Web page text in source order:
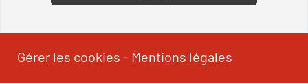
Gérer les cookies - Mentions légales